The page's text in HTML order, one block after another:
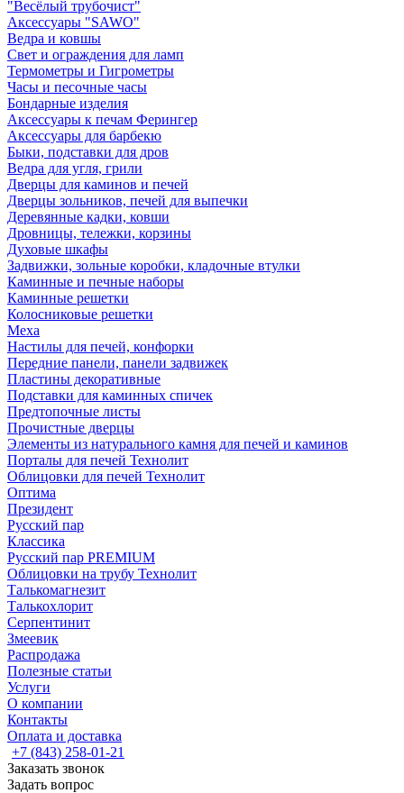
"Весёлый трубочист"
Аксессуары "SAWO"
Ведра и ковшы
Свет и ограждения для ламп
Термометры и Гигрометры
Часы и песочные часы
Бондарные изделия
Аксессуары к печам Ферингер
Аксессуары для барбекю
Быки, подставки для дров
Ведра для угля, грили
Дверцы для каминов и печей
Дверцы зольников, печей для выпечки
Деревянные кадки, ковши
Дровницы, тележки, корзины
Духовые шкафы
Задвижки, зольные коробки, кладочные втулки
Каминные и печные наборы
Каминные решетки
Колосниковые решетки
Меха
Настилы для печей, конфорки
Передние панели, панели задвижек
Пластины декоративные
Подставки для каминных спичек
Предтопочные листы
Прочистные дверцы
Элементы из натурального камня для печей и каминов
Порталы для печей Технолит
Облицовки для печей Технолит
Оптима
Президент
Русский пар
Классика
Русский пар PREMIUM
Облицовки на трубу Технолит
Талькомагнезит
Талькохлорит
Серпентинит
Змеевик
Распродажа
Полезные статьи
Услуги
О компании
Контакты
Оплата и доставка
+7 (843) 258-01-21
Заказать звонок
Задать вопрос